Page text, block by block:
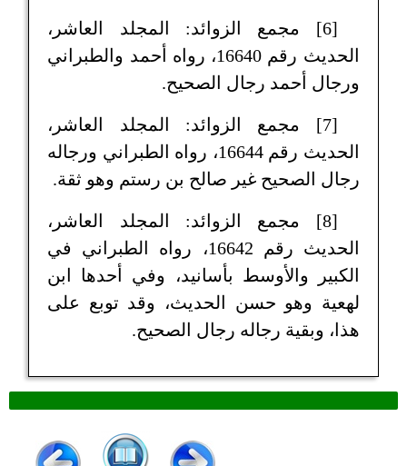
[6] مجمع الزوائد: المجلد العاشر،
الحديث رقم 16640، رواه أحمد والطبراني
ورجال أحمد رجال الصحيح.
[7] مجمع الزوائد: المجلد العاشر،
الحديث رقم 16644، رواه الطبراني ورجاله
رجال الصحيح غير صالح بن رستم وهو ثقة.‏
[8] مجمع الزوائد: المجلد العاشر،
الحديث رقم 16642، رواه الطبراني في
الكبير والأوسط بأسانيد، وفي أحدها ابن
لهعية وهو حسن الحديث، وقد توبع على
هذا، وبقية رجاله رجال الصحيح.‏